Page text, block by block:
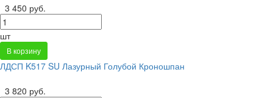
3 450 руб.
шт
В корзину
ЛДСП K517 SU Лазурный Голубой Кроношпан
3 820 руб.